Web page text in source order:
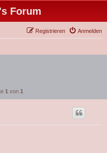
Forum
Anmelden
Registrieren
1 von 1